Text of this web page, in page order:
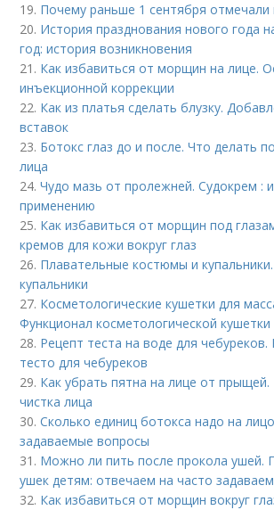
19. Почему раньше 1 сентября отмечали
20. История празднования нового года
год: история возникновения
21. Как избавиться от морщин на лице.
инъекционной коррекции
22. Как из платья сделать блузку.
вставок
23. Ботокс глаз до и после. Что делать
лица
24.Чудо мазь от пролежней. Судокрем :
применению
25. Как избавиться от морщин под
кремов для кожи вокруг глаз
26. Плавательные костюмы и
купальники
27. Косметологические кушетки для
Функционал косметологической кушетки
28. Рецепт теста на воде для чебуреков.
тесто для чебуреков
29. Как убрать пятна на лице от прыщей.
чистка лица
30.Сколько единиц ботокса надо на
задаваемые вопросы
31. Можно ли пить после прокола ушей.
ушек детям: отвечаем на часто
32. Как избавиться от морщин вокруг